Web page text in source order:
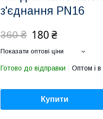
з'єднання PN16
360 ₴ 180 ₴
Показати оптові ціни
Готово до відправки Оптом і в
Купити